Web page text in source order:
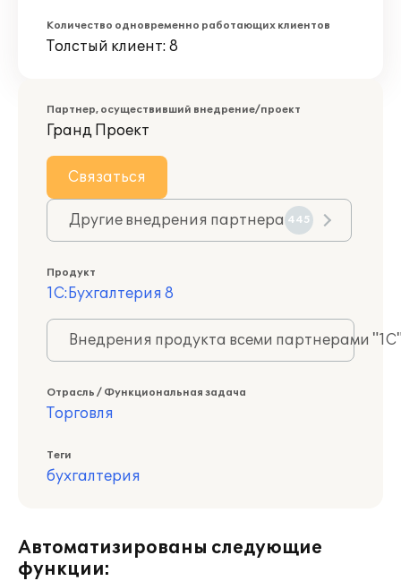
Количество одновременно работающих клиентов
Толстый клиент: 8
Партнер, осуществивший внедрение/проект
Гранд Проект
Связаться
Другие внедрения партнера 445
Продукт
1С:Бухгалтерия 8
Внедрения продукта всеми партнерами
Отрасль / Функциональная задача
Торговля
Теги
бухгалтерия
Автоматизированы следующие
функции: